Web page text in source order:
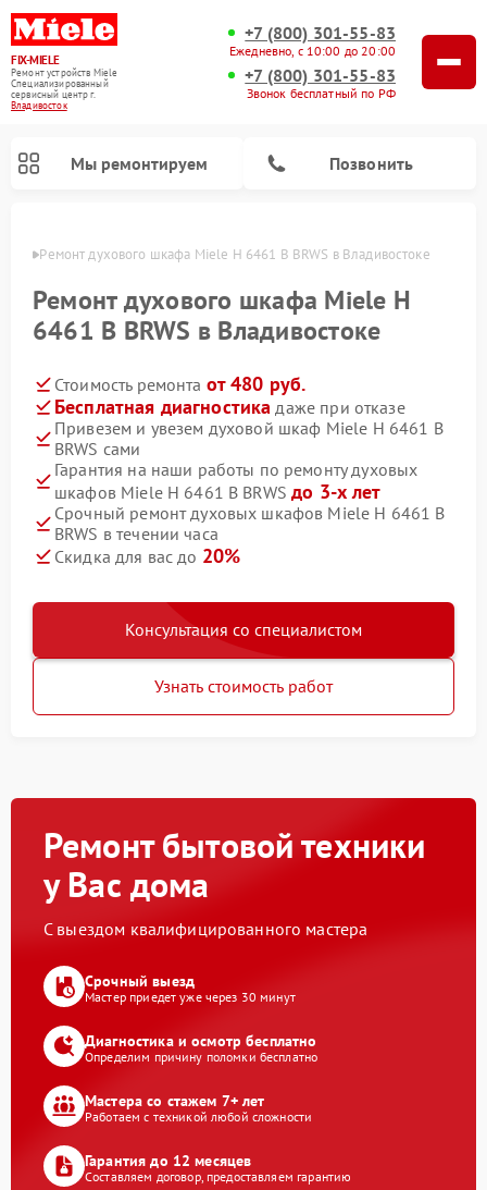
FIX-MIELE
Ремонт устройств Miele
Специализированный
cервисный центр г.
Владивосток
+7 (800) 301-55-83
Ежедневно, с 10:00 до 20:00
+7 (800) 301-55-83
Звонок бесплатный по РФ
Мы ремонтируем Позвонить
Ремонт духового шкафа Miele H 6461 B BRWS в Владивостоке
Ремонт духового шкафа Miele H
6461 B BRWS в Владивостоке
Стоимость ремонта от 480 руб.
Бесплатная диагностика даже при отказе
Привезем и увезем духовой шкаф Miele H 6461 B
BRWS сами
Гарантия на наши работы по ремонту духовых
шкафов Miele H 6461 B BRWSдо 3-х лет
Срочный ремонт духовых шкафов Miele H 6461 B
BRWS в течении часа
Скидка для вас до 20%
Консультация со специалистом
Узнать стоимость работ
Ремонт бытовой техники
у Вас дома
С выездом квалифицированного мастера
Срочный выезд
Мастер приедет уже через 30 минут
Диагностика и осмотр бесплатно
Определим причину поломки бесплатно
Мастера со стажем 7+ лет
Работаем с техникой любой сложности
Гарантия до 12 месяцев
Составляем договор, предоставляем гарантию